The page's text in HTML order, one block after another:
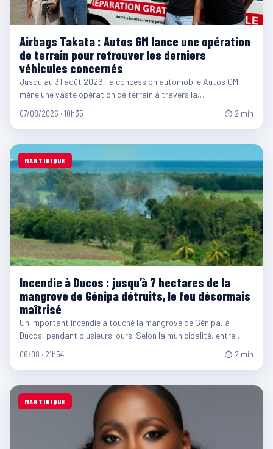
Airbags Takata : Autos GM lance une opération
de terrain pour retrouver les derniers
véhicules concernés
Jusqu'au 31 août 2026, la concession automobile Autos GM
mène une vaste opération de terrain à travers la…
07/08/2026 · 10h35 ⏱ 2 min
MARTINIQUE
Incendie à Ducos : jusqu’à 7 hectares de la
mangrove de Génipa détruits, le feu désormais
maîtrisé
Un important incendie a touché la mangrove de Génipa, à
Ducos, pendant plusieurs jours. Selon la municipalité, entre…
06/08 · 21h54 ⏱ 2 min
MARTINIQUE